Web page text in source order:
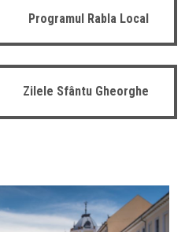
Programul Rabla Local
Zilele Sfântu Gheorghe